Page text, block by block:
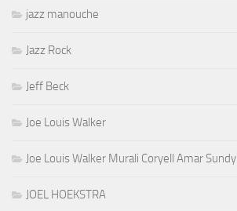
jazz manouche
Jazz Rock
Jeff Beck
Joe Louis Walker
Joe Louis Walker Murali Coryell Amar Sundy
JOEL HOEKSTRA